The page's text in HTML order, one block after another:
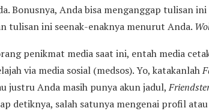
Bonusnya, Anda bisa menganggap tulisan ini
tulisan ini seenak-enaknya menurut Anda.
penikmat media saat ini, entah media
via media sosial (medsos). Yo, katakanlah
justru Anda masih punya akun jadul,F
detiknya, salah satunya mengenai profil